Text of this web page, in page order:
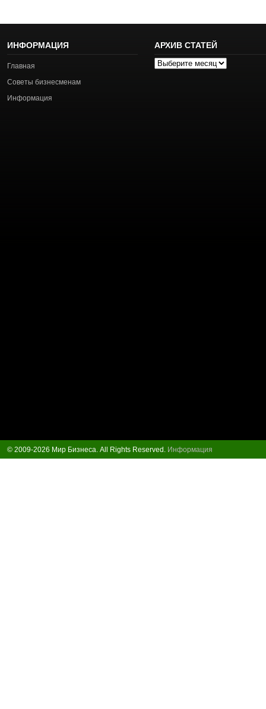
ИНФОРМАЦИЯ
Главная
Советы бизнесменам
Информация
АРХИВ СТАТЕЙ
Архив
© 2009-2026 Мир Бизнеса. All Rights Reserved. Информация